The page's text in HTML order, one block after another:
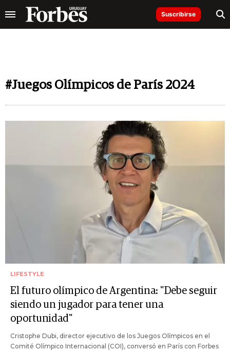
Suscribirse
#Juegos Olímpicos de París 2024
LIFESTYLE
El futuro olímpico de Argentina: "Debe seguir
siendo un jugador para tener una
oportunidad"
Cristophe Dubi, director ejecutivo de los Juegos Olímpicos en el
Comité Olímpico Internacional (COI), conversó en París con Forbes